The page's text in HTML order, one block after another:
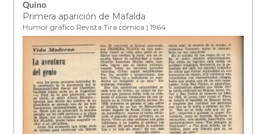
Quino
Primera aparición de Mafalda
Humor gráfico Revista Tira cómica | 1964